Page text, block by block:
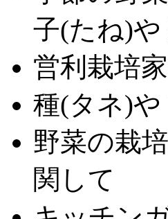
子(たね)
営利栽培
種(タネ)
野菜の栽
関して